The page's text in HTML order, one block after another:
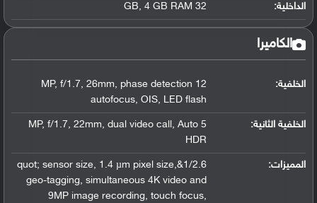
الداخلية: 32 GB, 4 GB RAM
الكاميرا
الخلفية:
12 MP, f/1.7, 26mm, phase detection
autofocus, OIS, LED flash
الخلفية الثانية:
5 MP, f/1.7, 22mm, dual video call, Auto
HDR
المميزات:
1/2.6&quot; sensor size, 1.4 µm pixel size,
geo-tagging, simultaneous 4K video and
9MP image recording, touch focus,